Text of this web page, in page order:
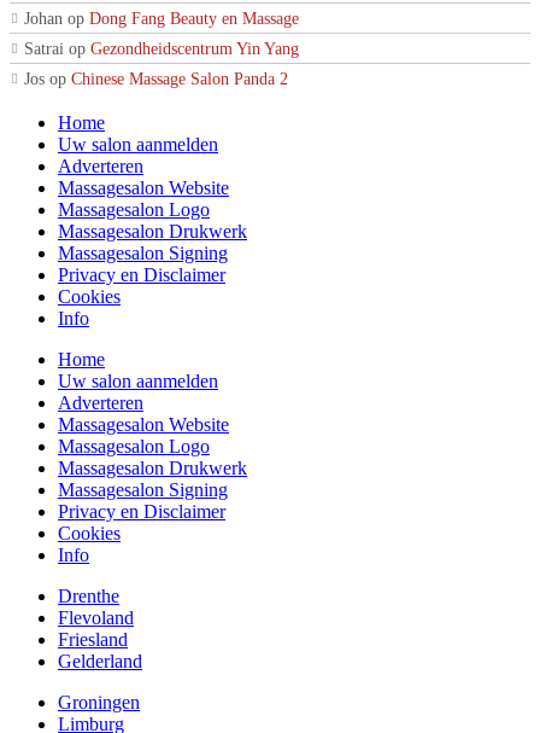
Johan op Dong Fang Beauty en Massage
Satrai op Gezondheidscentrum Yin Yang
Jos op Chinese Massage Salon Panda 2
Home
Uw salon aanmelden
Adverteren
Massagesalon Website
Massagesalon Logo
Massagesalon Drukwerk
Massagesalon Signing
Privacy en Disclaimer
Cookies
Info
Home
Uw salon aanmelden
Adverteren
Massagesalon Website
Massagesalon Logo
Massagesalon Drukwerk
Massagesalon Signing
Privacy en Disclaimer
Cookies
Info
Drenthe
Flevoland
Friesland
Gelderland
Groningen
Limburg